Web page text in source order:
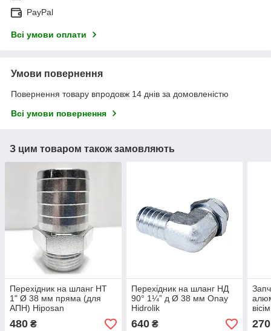
PayPal
Всі умови оплати
Умови повернення
Повернення товару впродовж 14 днів за домовленістю
Всі умови повернення
З цим товаром також замовляють
Перехідник на шланг НТ
1" Ø 38 мм пряма (для
АПН) Hiposan
480 ₴
Перехідник на шланг НД
90° 1¼” д Ø 38 мм Onay
Hidrolik
640₴ 270